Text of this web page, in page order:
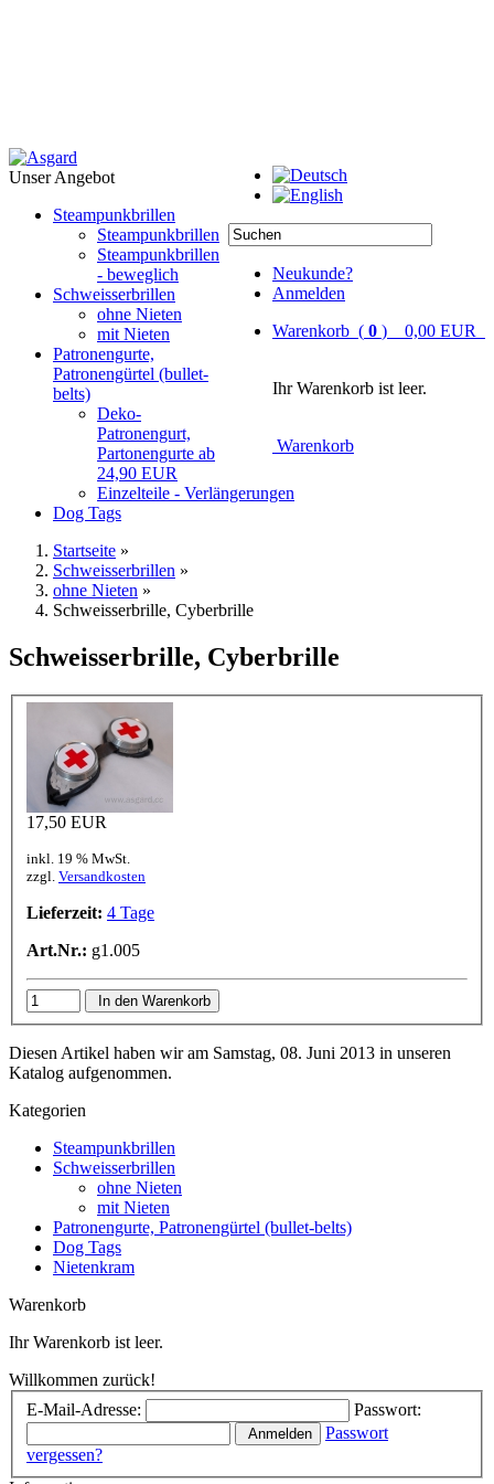
Neukunde?
Anmelden
Warenkorb ( 0 ) 0,00 EUR
Ihr Warenkorb ist leer.
Warenkorb
Unser Angebot
Steampunkbrillen
Steampunkbrillen
Steampunkbrillen
- beweglich
Schweisserbrillen
ohne Nieten
mit Nieten
Patronengurte,
Patronengürtel (bullet-
belts)
Deko-
Patronengurt,
Partonengurte ab
24,90 EUR
Einzelteile - Verlängerungen
Dog Tags
Startseite »
Schweisserbrillen »
ohne Nieten »
Schweisserbrille, Cyberbrille
Schweisserbrille, Cyberbrille
17,50 EUR
inkl. 19 % MwSt.
zzgl. Versandkosten
Lieferzeit: 4 Tage
Art.Nr.: g1.005
In den Warenkorb
Diesen Artikel haben wir am Samstag, 08. Juni 2013 in unseren
Katalog aufgenommen.
Kategorien
Steampunkbrillen
Schweisserbrillen
ohne Nieten
mit Nieten
Patronengurte, Patronengürtel (bullet-belts)
Dog Tags
Nietenkram
Warenkorb
Ihr Warenkorb ist leer.
Willkommen zurück!
E-Mail-Adresse:
Passwort:
Anmelden
Passwort
vergessen?